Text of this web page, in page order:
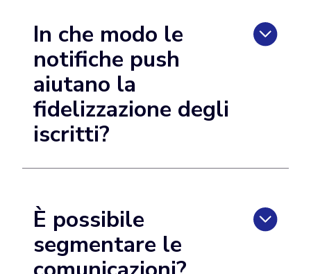
In che modo le
notifiche push
aiutano la
fidelizzazione degli
iscritti?
È possibile
segmentare le